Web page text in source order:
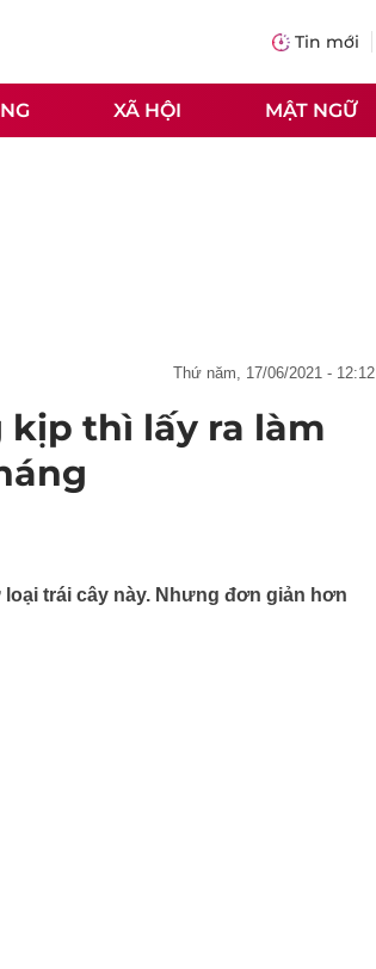
Tin mới
XÃ HỘI MẬT NGỮ
thứ năm, 17/06/2021 - 12:12
kịp thì lấy ra làm
trái cây này. Nhưng đơn giản hơn